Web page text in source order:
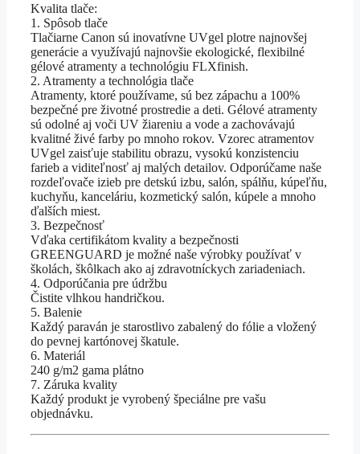
Kvalita tlače:
1. Spôsob tlače
Tlačiarne Canon sú inovatívne UVgel plotre najnovšej
generácie a využívajú najnovšie ekologické, flexibilné
gélové atramenty a technológiu FLXfinish.
2. Atramenty a technológia tlače
Atramenty, ktoré používame, sú bez zápachu a 100%
bezpečné pre životné prostredie a deti. Gélové atramenty
sú odolné aj voči UV žiareniu a vode a zachovávajú
kvalitné živé farby po mnoho rokov. Vzorec atramentov
UVgel zaisťuje stabilitu obrazu, vysokú konzistenciu
farieb a viditeľnosť aj malých detailov. Odporúčame naše
rozdeľovače izieb pre detskú izbu, salón, spálňu, kúpeľňu,
kuchyňu, kanceláriu, kozmetický salón, kúpele a mnoho
ďalších miest.
3. Bezpečnosť
Vďaka certifikátom kvality a bezpečnosti
GREENGUARD je možné naše výrobky používať v
školách, škôlkach ako aj zdravotníckych zariadeniach.
4. Odporúčania pre údržbu
Čistite vlhkou handričkou.
5. Balenie
Každý paraván je starostlivo zabalený do fólie a vložený
do pevnej kartónovej škatule.
6. Materiál
240 g/m2 gama plátno
7. Záruka kvality
Každý produkt je vyrobený špeciálne pre vašu
objednávku.